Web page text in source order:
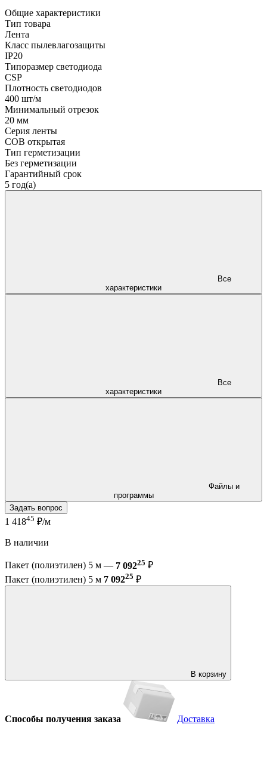
Общие характеристики
Тип товара
Лента
Класс пылевлагозащиты
IP20
Типоразмер светодиода
CSP
Плотность светодиодов
400 шт/м
Минимальный отрезок
20 мм
Серия ленты
COB открытая
Тип герметизации
Без герметизации
Гарантийный срок
5 год(а)
характеристики
характеристики
программы
Задать вопрос
1 41845 ₽/м
В наличии
Пакет (полиэтилен) 5 м — 7 09225 ₽
Пакет (полиэтилен) 5 м 7 09225 ₽
В корзину
Способы получения заказа Доставка